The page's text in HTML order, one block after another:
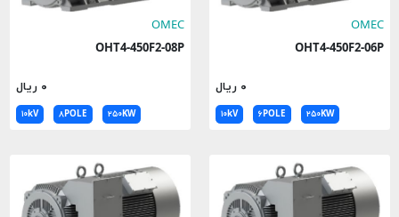
OMEC
OHT4-450F2-06P
۰ ریال
۲۵۰KW ۶POLE ۱۰kV
OMEC
OHT4-450F2-08P
۰ ریال
۲۵۰KW ۸POLE ۱۰kV